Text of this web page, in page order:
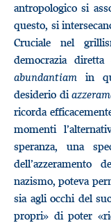
antropologico si
questo, si
Cruciale nel
democrazia
abundantiam in
desiderio di
ricorda
momenti
speranza, una
dell’azzeramento
nazismo, poteva
sia agli occhi del
propri» di poter